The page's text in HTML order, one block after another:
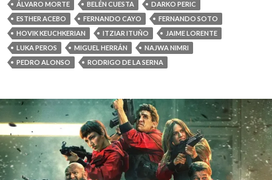
ÁLVARO MORTE BELÉN CUESTA
DARKO PERIC
ESTHER ACEBO
FERNANDO CAYO
FERNANDO SOTO
HOVIK KEUCHKERIAN
ITZIAR ITUÑO
JAIME LORENTE
LUKA PEROS
MIGUEL HERRÁN
NAJWA NIMRI
PEDRO ALONSO
RODRIGO DE LA SERNA